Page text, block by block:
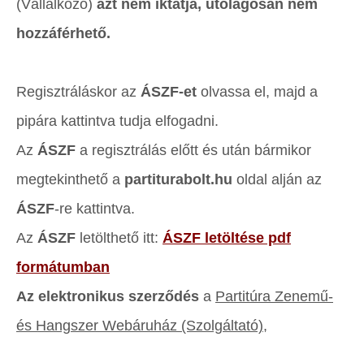
(Vállalkozó) azt nem iktatja, utólagosan nem
hozzáférhető.
Regisztráláskor az ÁSZF-et olvassa el, majd a
pipára kattintva tudja elfogadni.
Az ÁSZF a regisztrálás előtt és után bármikor
megtekinthető a partiturabolt.hu oldal alján az
ÁSZF-re kattintva.
Az ÁSZF letölthető itt: ÁSZF letöltése pdf
formátumban
Az elektronikus szerződés a Partitúra Zenemű-
és Hangszer Webáruház (Szolgáltató),